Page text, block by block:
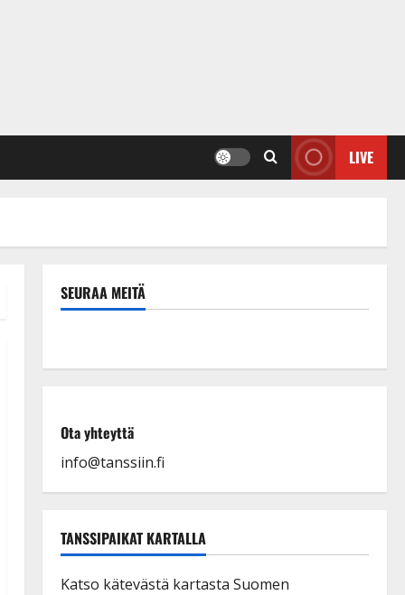
LIVE
SEURAA MEITÄ
Ota yhteyttä
info@tanssiin.fi
TANSSIPAIKAT KARTALLA
Katso kätevästä kartasta Suomen